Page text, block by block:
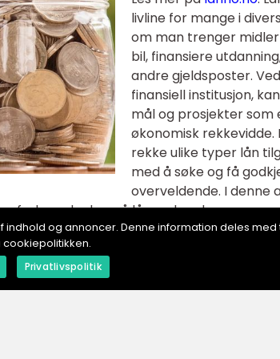
livline for mange i
om man trenger
bil, finansiere
andre gjeldsposter.
finansiell institusjon,
mål og prosjekter
økonomisk
rekke ulike typer lån
med å søke og få
overveldende. I denne
forberede deg på
lån er når man låner penger fra en
til å tilbakebetale med eventuell
beløp i form av hurtiglån til store
få uker til flere tiår. For å få et lån, må
og annoncer. Denne information deles
cookiepolitikken.
Privatlivspolitik